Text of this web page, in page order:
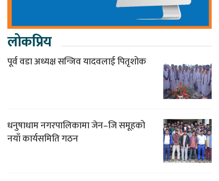
लोकप्रिय
पूर्व वडा अध्यक्ष सन्जिव यादवलाई पितृशोक
धनुषाधाम नगरपालिकामा जेन–जि समूहको
नयाँ कार्यसमिति गठन